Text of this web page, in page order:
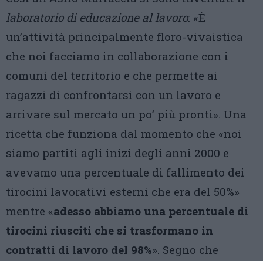
laboratorio di educazione al lavoro: «È
un’attività principalmente floro-vivaistica
che noi facciamo in collaborazione con i
comuni del territorio e che permette ai
ragazzi di confrontarsi con un lavoro e
arrivare sul mercato un po’ più pronti». Una
ricetta che funziona dal momento che «noi
siamo partiti agli inizi degli anni 2000 e
avevamo una percentuale di fallimento dei
tirocini lavorativi esterni che era del 50%»
mentre «adesso abbiamo una percentuale di
tirocini riusciti che si trasformano in
contratti di lavoro del 98%». Segno che